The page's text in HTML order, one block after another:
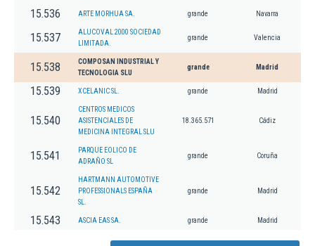
15.536 ARTE MORHUA SA. grande Navarra
15.537
ALUCOVAL 2000 SOCIEDAD
LIMITADA.
grande Valencia
15.538
COMPOSAN INDUSTRIAL Y
TECNOLOGIA SLU
grande Madrid
15.539 XCELANIC SL. grande Madrid
15.540
CENTROS MEDICOS
ASISTENCIALES DE
MEDICINA INTEGRAL SLU
18.365.571 Cádiz
15.541
PARQUE EOLICO DE
ADRAÑO SL
grande Coruña
15.542
HARTMANN AUTOMOTIVE
PROFESSIONALS ESPAÑA
SL.
grande Madrid
15.543 ASCIA EAS SA. grande Madrid